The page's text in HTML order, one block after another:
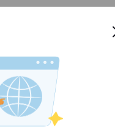
dari e-STNK
sudah
dan bagaimana